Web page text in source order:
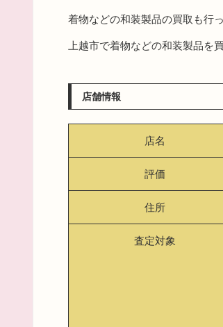
着物などの和装製品の買取も行
上越市で着物などの和装製品を
店舗情報
店名
評価
住所
査定対象